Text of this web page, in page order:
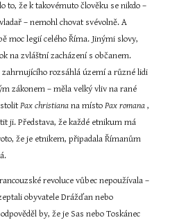
to, že k takovémuto člověku se nikdo –
– nemohl chovat svévolně. A
moc legií celého Říma. Jinými slovy,
na zvláštní zacházení s občanem.
rozsáhlá území a různé lidi
zákonem – měla velký vliv na rané
Pax christiana na místo Pax romana ,
ji. Představa, že každé etnikum má
že je etnikem, připadala Římanům
revoluce vůbec nepoužívala –
obyvatele Drážďan nebo
by, že je Sas nebo Toskánec